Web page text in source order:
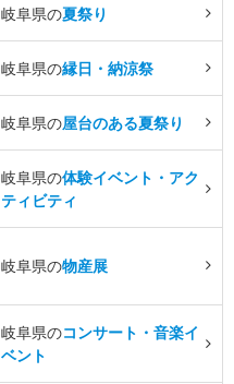
岐阜県の夏祭り
岐阜県の縁日・納涼祭
岐阜県の屋台のある夏祭り
岐阜県の体験イベント・アク
ティビティ
岐阜県の物産展
岐阜県のコンサート・音楽イ
ベント